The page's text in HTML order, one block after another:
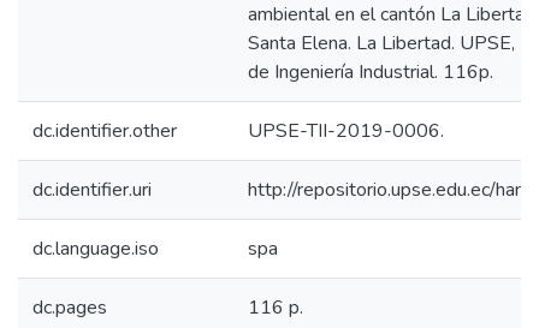
ambiental en el cantón La
Santa Elena. La Libertad. UPSE,
de Ingeniería Industrial. 116p.
dc.identifier.other UPSE-TII-2019-0006.
dc.identifier.uri http://repositorio.upse.edu.ec/
dc.language.iso spa
dc.pages 116 p.